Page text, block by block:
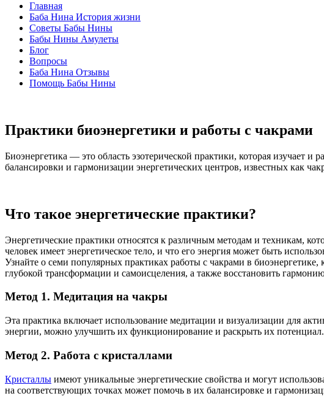
Главная
Баба Нина История жизни
Советы Бабы Нины
Бабы Нины Амулеты
Блог
Вопросы
Баба Нина Отзывы
Помощь Бабы Нины
Практики биоэнергетики и работы с чакрами
Биоэнергетика — это область эзотерической практики, которая изучает
балансировки и гармонизации энергетических центров, известных как
Что такое энергетические практики?
Энергетические практики относятся к различным методам и техникам,
человек имеет энергетическое тело, и что его энергия может быть
Узнайте о семи популярных практиках работы с чакрами в
глубокой трансформации и самоисцеления, а также восстановить
Метод 1. Медитация на чакры
Эта практика включает использование медитации и визуализации для
энергии, можно улучшить их функционирование и раскрыть их потенциал.
Метод 2. Работа с кристаллами
Кристаллы имеют уникальные энергетические свойства и могут
на соответствующих точках может помочь в их балансировке и